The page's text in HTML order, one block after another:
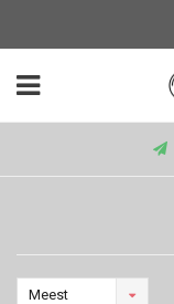
Meest